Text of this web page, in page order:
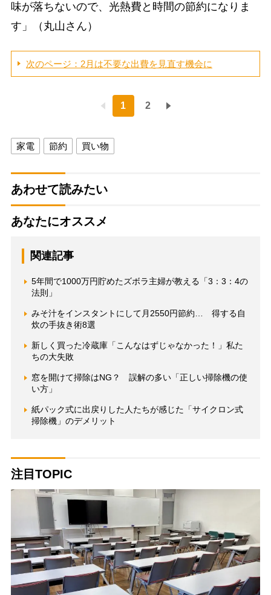
味が落ちないので、光熱費と時間の節約になりま
す」（丸山さん）
次のページ：2月は不要な出費を見直す機会に
1 2
家電 節約 買い物
あわせて読みたい
あなたにオススメ
関連記事
5年間で1000万円貯めたズボラ主婦が教える「3：3：4の
法則」
みそ汁をインスタントにして月2550円節約… 得する自
炊の手抜き術8選
新しく買った冷蔵庫「こんなはずじゃなかった！」私た
ちの大失敗
窓を開けて掃除はNG？ 誤解の多い「正しい掃除機の使
い方」
紙パック式に出戻りした人たちが感じた「サイクロン式
掃除機」のデメリット
注目TOPIC